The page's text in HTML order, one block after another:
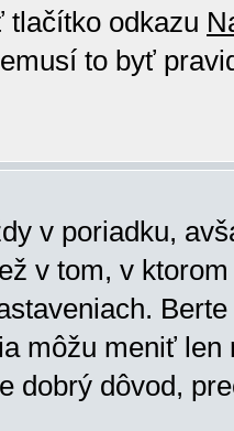
tlačítko odkazu
to byť
v poriadku,
v tom, v
môžu meniť
dobrý dôvod,